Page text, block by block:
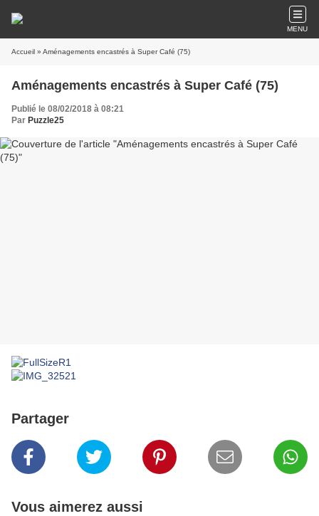
MENU
Accueil » Aménagements encastrés à Super Café (75)
Aménagements encastrés à Super Café (75)
Publié le 08/02/2018 à 08:21
Par Puzzle25
Partager
Vous aimerez aussi